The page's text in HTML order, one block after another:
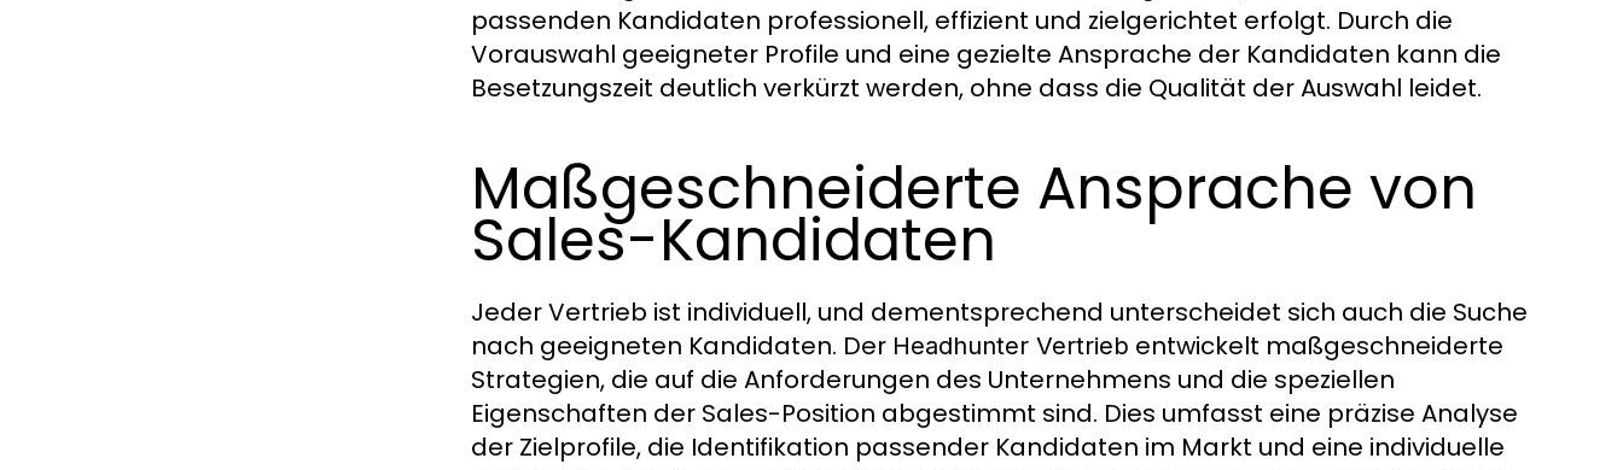
passenden Kandidaten professionell, effizient und zielgerichtet erfolgt. Durch die
Vorauswahl geeigneter Profile und eine gezielte Ansprache der Kandidaten kann die
Besetzungszeit deutlich verkürzt werden, ohne dass die Qualität der Auswahl leidet.
Maßgeschneiderte Ansprache von
Sales-Kandidaten
Jeder Vertrieb ist individuell, und dementsprechend unterscheidet sich auch die Suche
nach geeigneten Kandidaten. Der Headhunter Vertrieb entwickelt maßgeschneiderte
Strategien, die auf die Anforderungen des Unternehmens und die speziellen
Eigenschaften der Sales-Position abgestimmt sind. Dies umfasst eine präzise Analyse
der Zielprofile, die Identifikation passender Kandidaten im Markt und eine individuelle